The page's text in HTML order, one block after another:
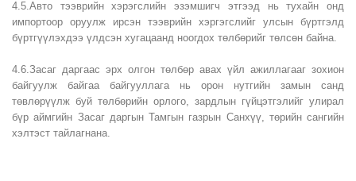
4.5.Авто тээврийн хэрэгслийн эзэмшигч этгээд нь тухайн онд
импортоор оруулж ирсэн тээврийн хэргэгслийг улсын бүртгэлд
бүртгүүлэхдээ үлдсэн хугацаанд ноогдох төлбөрийг төлсөн байна.
4.6.Засаг даргаас эрх олгон төлбөр авах үйл ажиллагааг зохион
байгуулж байгаа байгууллага нь орон нутгийн замын санд
төвлөрүүлж буй төлбөрийн орлого, зардлын гүйцэтгэлийг улирал
бүр аймгийн Засаг даргын Тамгын газрын Санхүү, төрийн сангийн
хэлтэст тайлагнана.